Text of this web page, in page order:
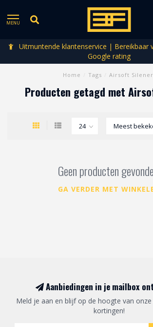
MENU
Uitmuntende klantenservice | Bereikbaar
Google rating
Home Tags Airsoft Silener
Producten getagd met
Geen producten
GA VERDER MET
Aanbiedingen in je mailbox
Meld je aan en blijf op de hoogte van
kortingen!